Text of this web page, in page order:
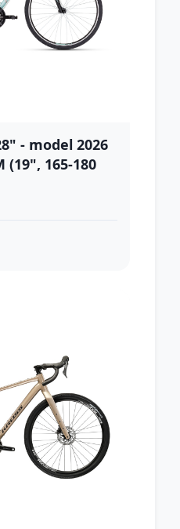
- model 2026
(19", 165-180